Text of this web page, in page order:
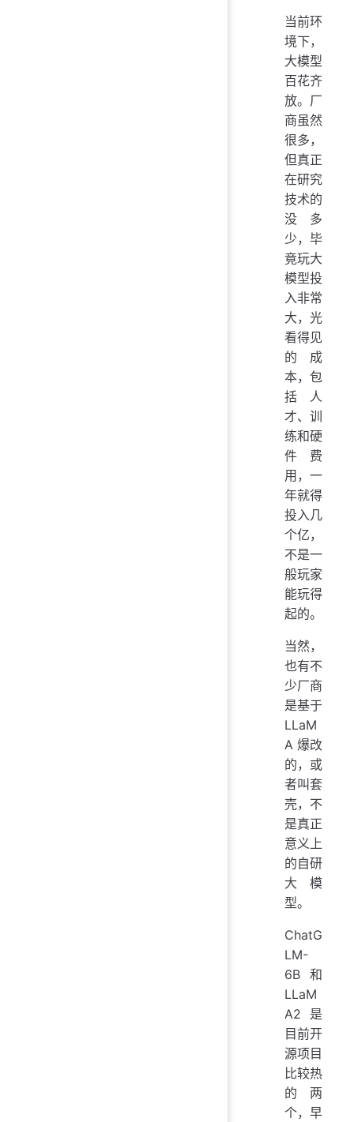
当前环
境下，
大模型
百花齐
放。厂
商虽然
很多，
但真正
在研究
技术的
没多
少，毕
竟玩大
模型投
入非常
大，光
看得见
的成
本，包
括人
才、训
练和硬
件费
用，一
年就得
投入几
个亿，
不是一
般玩家
能玩得
起的。
当然，
也有不
少厂商
是基于
LLaM
A 爆改
的，或
者叫套
壳，不
是真正
意义上
的自研
大模
型。
ChatG
LM-
6B 和
LLaM
A2 是
目前开
源项目
比较热
的两
个，早